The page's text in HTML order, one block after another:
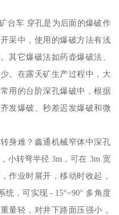
台车 穿孔是为后面的爆破作
采中，使用的爆破方法有浅
其它爆破法如药壶爆破法、
。在露天矿生产过程中，大
用的台阶深孔爆破中，根据
发爆破、秒差迟发爆破和微
身难？鑫通机械窄体中深孔
小转弯半径 3m，可在 3m 宽
作业时展开，移动时收起，
，可实现 - 15°~90° 多角度
量轻，对井下路面压强小，